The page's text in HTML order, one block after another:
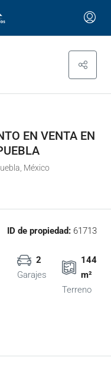
EN VENTA EN
México
ID de propiedad: 61713
2
Garajes
144
m²
Terreno